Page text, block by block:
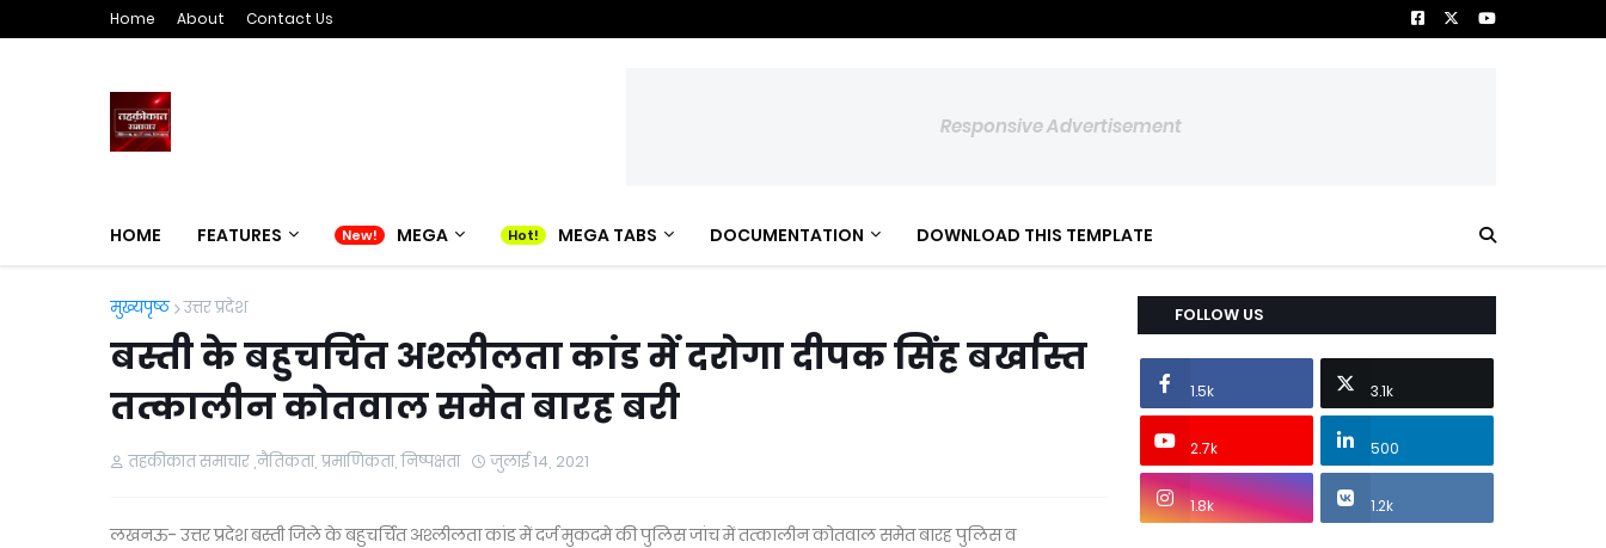
Home About Contact Us
Responsive Advertisement
HOME FEATURES MEGA MEGA TABS DOCUMENTATION DOWNLOAD THIS TEMPLATE
मुख्यपृष्ठ उत्तर प्रदेश
बस्ती के बहुचर्चित अश्लीलता कांड में दरोगा दीपक सिंह बर्खास्त
तत्कालीन कोतवाल समेत बारह बरी
तहकीकात समाचार ,नैतिकता, प्रमाणिकता, निष्पक्षता जुलाई 14, 2021
लखनऊ- उत्तर प्रदेश बस्ती जिले के बहुचर्चित अश्लीलता कांड में दर्ज मुकदमे की पुलिस जांच में तत्कालीन कोतवाल समेत बारह पुलिस व
FOLLOW US
1.5k 3.1k
2.7k 500
1.8k 1.2k